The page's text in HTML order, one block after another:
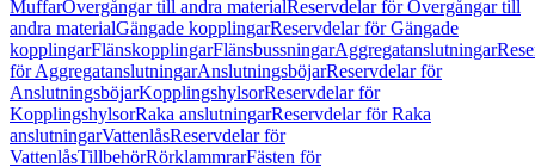
MuffarÖvergångar till andra materialReservdelar för Övergångar till
andra materialGängade kopplingarReservdelar för Gängade
kopplingarFlänskopplingarFlänsbussningarAggregatanslutningar
för AggregatanslutningarAnslutningsböjarReservdelar för
AnslutningsböjarKopplingshylsorReservdelar för
KopplingshylsorRaka anslutningarReservdelar för Raka
anslutningarVattenlåsReservdelar för
VattenlåsTillbehörRörklammrarFästen för